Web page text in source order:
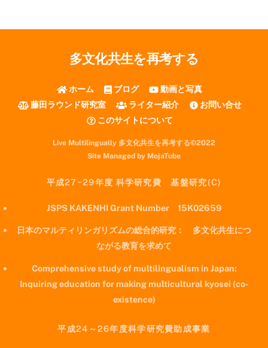
多文化共生を再考する
ホーム ブログ
動画と写真
藤田ラウンド研究室
ライター紹介
お問い合せ
このサイトについて
Live Multilingually 多文化共生を再考する©2022
Site Managed by MojaTube
平成27−29年度 科学研究費 基盤研究(C)
JSPS KAKENHI Grant Number 15K02659
日本のマルティリンガリズムの総合的研究： 多文化共生につ
ながる教育を求めて
Comprehensive study of multilingualism in Japan:
Inquiring education for making multicultural kyosei (co-
existence)
平成24～26年度科学研究費助成事業